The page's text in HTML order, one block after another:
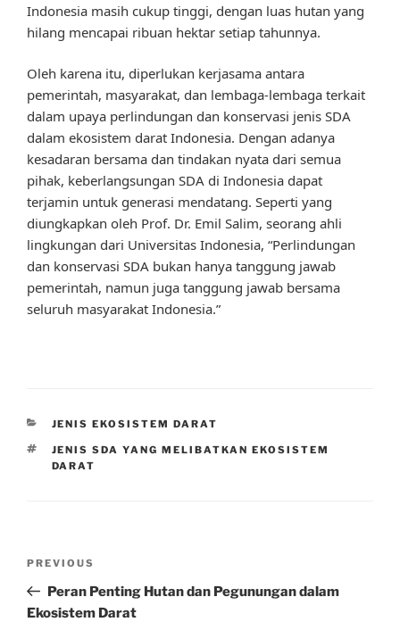
Indonesia masih cukup tinggi, dengan luas hutan yang
hilang mencapai ribuan hektar setiap tahunnya.
Oleh karena itu, diperlukan kerjasama antara
pemerintah, masyarakat, dan lembaga-lembaga terkait
dalam upaya perlindungan dan konservasi jenis SDA
dalam ekosistem darat Indonesia. Dengan adanya
kesadaran bersama dan tindakan nyata dari semua
pihak, keberlangsungan SDA di Indonesia dapat
terjamin untuk generasi mendatang. Seperti yang
diungkapkan oleh Prof. Dr. Emil Salim, seorang ahli
lingkungan dari Universitas Indonesia, “Perlindungan
dan konservasi SDA bukan hanya tanggung jawab
pemerintah, namun juga tanggung jawab bersama
seluruh masyarakat Indonesia.”
CATEGORIES
JENIS EKOSISTEM DARAT
TAGS
JENIS SDA YANG MELIBATKAN EKOSISTEM
DARAT
Previous
Post
PREVIOUS
Peran Penting Hutan dan Pegunungan dalam
Ekosistem Darat